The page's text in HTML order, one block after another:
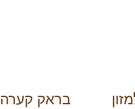
בראק קערה 4 2 ליטר